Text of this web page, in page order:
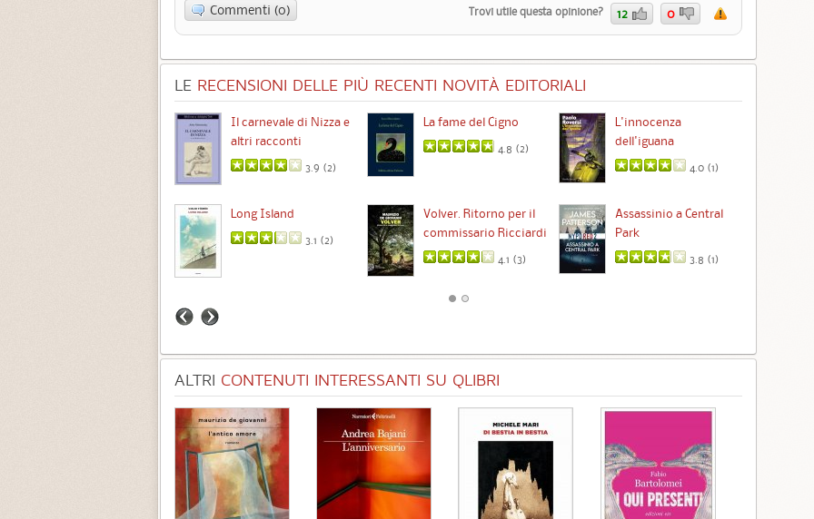
Commenti (0) Trovi utile questa opinione? 12 0
LE RECENSIONI DELLE PIÙ RECENTI NOVITÀ EDITORIALI
Il carnevale di Nizza e
altri racconti
3.9 (2)
La fame del Cigno
4.8 (2)
L'innocenza
dell'iguana
4.0 (1)
Long Island
3.1 (2)
Volver. Ritorno per il
commissario Ricciardi
4.1 (3)
Assassinio a Central
Park
3.8 (1)
ALTRI CONTENUTI INTERESSANTI SU QLIBRI